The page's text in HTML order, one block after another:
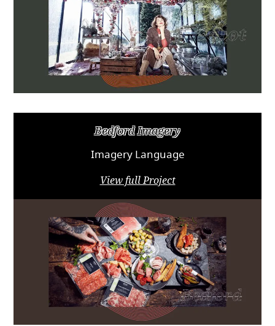
Bedford Imagery
Imagery Language
View full Project